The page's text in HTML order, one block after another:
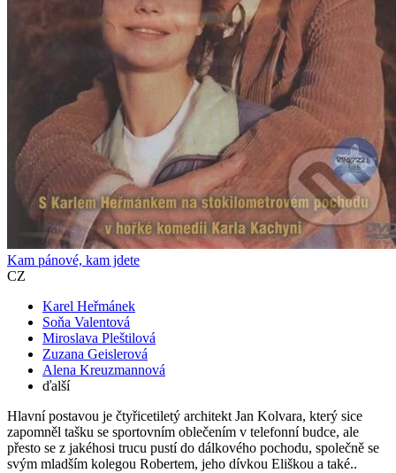
Kam pánové, kam jdete
CZ
Karel Heřmánek
Soňa Valentová
Miroslava Pleštilová
Zuzana Geislerová
Alena Kreuzmannová
ďalší
Hlavní postavou je čtyřicetiletý architekt Jan Kolvara, který sice
zapomněl tašku se sportovním oblečením v telefonní budce, ale
přesto se z jakéhosi trucu pustí do dálkového pochodu, společně se
svým mladším kolegou Robertem, jeho dívkou Eliškou a také..